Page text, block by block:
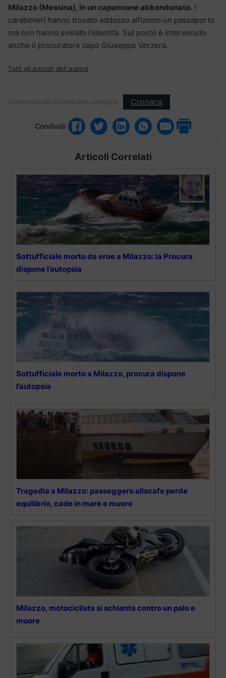
Milazzo (Messina), in un capannone abbandonato. I
carabinieri hanno trovato addosso all’uomo un passaporto
ma non hanno svelato l’identità. Sul posto è intervenuto
anche il procuratore capo Giuseppe Verzera.
Tutti gli articoli dell'autore
Questo articolo fa parte delle categorie: Cronaca
Condividi
Articoli Correlati
Sottufficiale morto da eroe a Milazzo: la Procura
dispone l’autopsia
Sottufficiale morto a Milazzo, procura dispone
l’autopsia
Tragedia a Milazzo: passeggero aliscafo perde
equilibrio, cade in mare e muore
Milazzo, motociclista si schianta contro un palo e
muore